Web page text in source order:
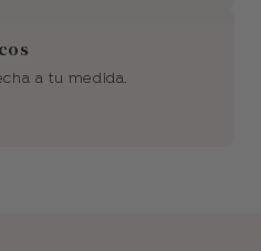
a tu medida.